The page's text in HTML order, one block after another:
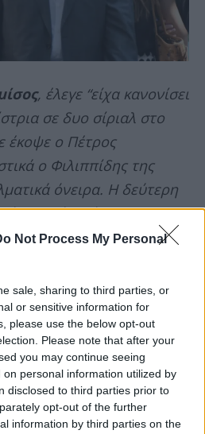
Not Process My Personal
sale, sharing to third parties, or
or sensitive information for
please use the below opt-out
Please note that after your
you may continue seeing
personal information utilized by
disclosed to third parties prior to
opt-out of the further
information by third parties on the
, έλεγε “είχα κανονίσει
σε δυο σίριαλ στο
έκοψε ο Πέτρος
ο Φιλιππίδης της
όνειρα. Η δεύτερη
η τρίτη είχε
το βιογραφικό για
Φιλιππίδης δεν